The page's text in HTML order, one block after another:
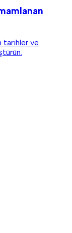
tarihler ve